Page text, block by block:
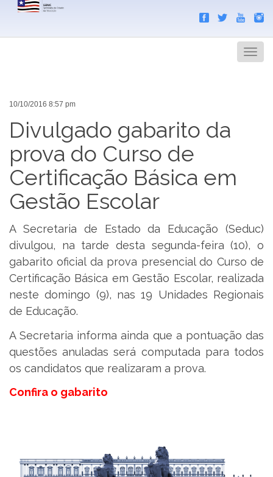
Menu
10/10/2016 8:57 pm
Divulgado gabarito da
prova do Curso de
Certificação Básica em
Gestão Escolar
A Secretaria de Estado da Educação (Seduc)
divulgou, na tarde desta segunda-feira (10), o
gabarito oficial da prova presencial do Curso de
Certificação Básica em Gestão Escolar, realizada
neste domingo (9), nas 19 Unidades Regionais
de Educação.
A Secretaria informa ainda que a pontuação das
questões anuladas será computada para todos
os candidatos que realizaram a prova.
Confira o gabarito